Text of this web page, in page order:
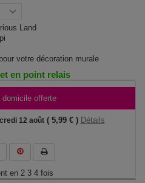
Land
votre décoration murale
en point relais
domicile offerte
12 août ( 5,99 € ) Détails